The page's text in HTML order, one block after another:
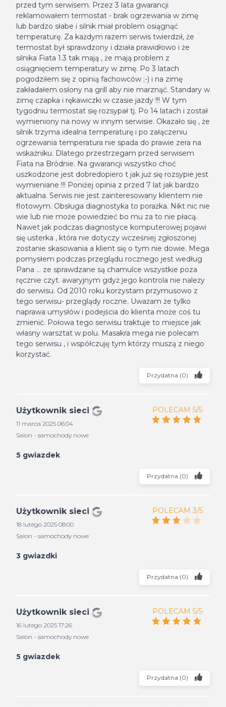
przed tym serwisem. Przez 3 lata gwarancji
reklamowałem termostat - brak ogrzewania w zimę
lub bardzo słabe i silnik miał problem osiągnąć
temperaturę. Za każdym razem serwis twierdził, że
termostat był sprawdzony i działa prawidłowo i że
silnika Fiata 1.3 tak mają , że mają problem z
osiągnięciem temperatury w zimę. Po 3 latach
pogodziłem się z opinią fachowców ;-) i na zimę
zakładałem osłony na grill aby nie marznąć. Standary w
zimę czapka i rękawiczki w czasie jazdy !!! W tym
tygodniu termostat się rozsypał tj. Po 14 latach i został
wymieniony na nowy w innym serwisie. Okazało się , że
silnik trzyma idealna temperaturę i po załączeniu
ogrzewania temperatura nie spada do prawie zera na
wskaźniku. Dlatego przestrzegam przed serwisem
Fiata na Bródnie. Na gwarancji wszystko choć
uszkodzone jest dobredopiero t jak już się rozsypie jest
wymieniane !!! Poniżej opinia z przed 7 lat jak bardzo
aktualna. Serwis nie jest zainteresowany klientem nie
flotowym. Obsługa diagnostyka to porażka. Nikt nic nie
wie lub nie może powiedzieć bo mu za to nie płacą.
Nawet jak podczas diagnostyce komputerowej pojawi
się usterka , która nie dotyczy wcześniej zgłoszonej
zostanie skasowania a klient się o tym nie dowie. Mega
pomysłem podczas przeglądu rocznego jest według
Pana ... ze sprawdzane są chamulce wszystkie poza
ręcznie czyt. awaryjnym gdyż jego kontrola nie należy
do serwisu. Od 2010 roku korzystam przymusowo z
tego serwisu- przeglądy roczne. Uważam że tylko
naprawa umysłów i podejścia do klienta może coś tu
zmienić. Połowa tego serwisu traktuje to miejsce jak
własny warsztat w polu. Masakra mega nie polecam
tego serwisu , i współczuję tym którzy muszą z niego
korzystać.
Przydatna (0)
Użytkownik sieci
11 marca 2025 06:04
Salon - samochody nowe
POLECAM 5/5
5 gwiazdek
Przydatna (0)
Użytkownik sieci
18 lutego 2025 08:00
Salon - samochody nowe
POLECAM 3/5
3 gwiazdki
Przydatna (0)
Użytkownik sieci
16 lutego 2025 17:26
Salon - samochody nowe
POLECAM 5/5
5 gwiazdek
Przydatna (0)